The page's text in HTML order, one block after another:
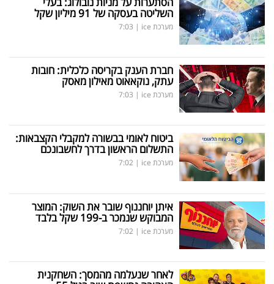
השליטה בעסקה של 91 מיליון שקל
מערכת ice |
7:03
חברת הענק בקריסה כלכלית: חובות
עתק, נוקאאוט מאילון מאסק
מערכת ice |
7:03
ביטוח לאומי בבשורה למקבלי הקצבאות:
התשלום הראשון בדרך לחשבונכם
מערכת ice |
7:02
איתן יוחננוף שובר את השוק: המוצר
המבוקש שנמכר ב-199 שקל בלבד
מערכת ice |
7:02
לאחר שנעלמה מהמסך: השחקנית